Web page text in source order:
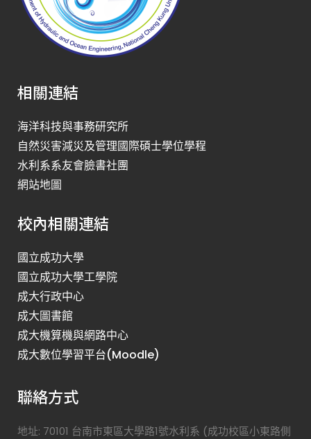
相關連結
海洋科技與事務研究所
自然災害減災及管理國際碩士學位學程
水利系系友會臉書社團
網站地圖
校內相關連結
國立成功大學
國立成功大學工學院
成大行政中心
成大圖書館
成大機算機與網路中心
成大數位學習平台(Moodle)
聯絡方式
地址: 70101 台南市東區大學路1號水利系 (成功校區小東路側